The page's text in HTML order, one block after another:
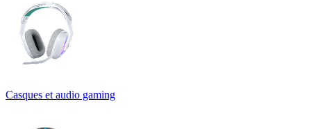
Casques et audio gaming